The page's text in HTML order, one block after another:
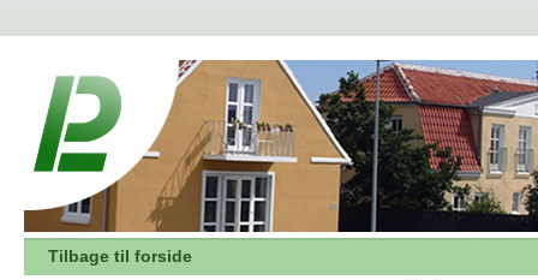
Tilbage til forside